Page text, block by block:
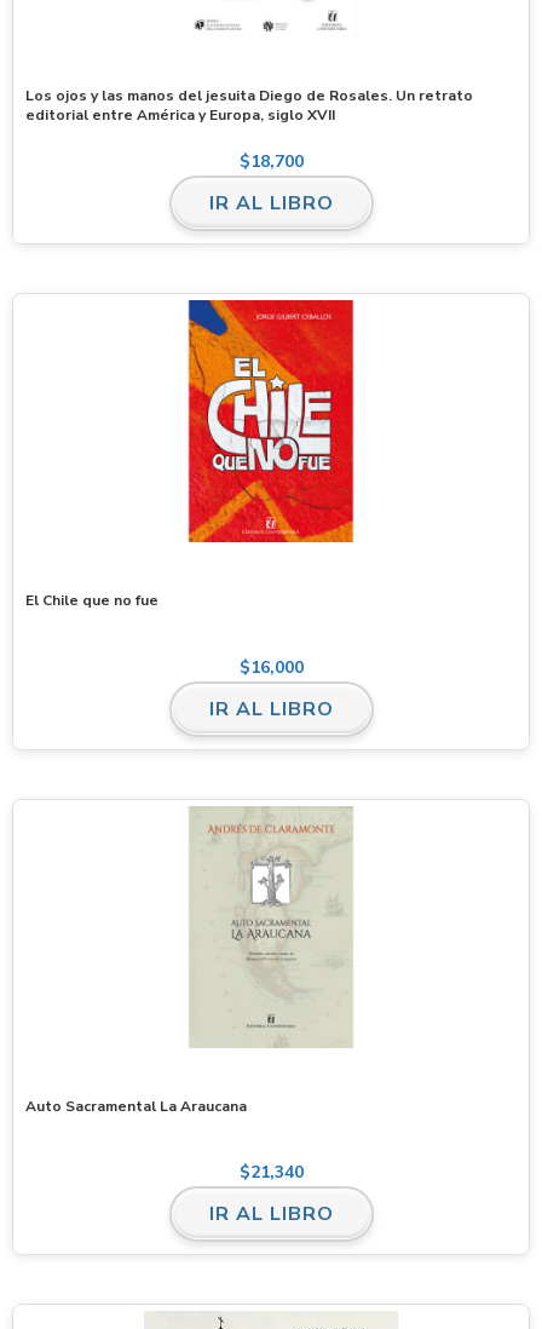
Los ojos y las manos del jesuita Diego de Rosales. Un retrato
editorial entre América y Europa, siglo XVII
$18,700
IR AL LIBRO
El Chile que no fue
$16,000
IR AL LIBRO
Auto Sacramental La Araucana
$21,340
IR AL LIBRO